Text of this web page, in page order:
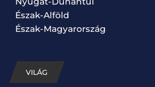
Észak-Alföld
Észak-Magyarország
VILÁG